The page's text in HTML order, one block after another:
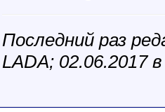
Последний раз
LADA; 02.06.2017